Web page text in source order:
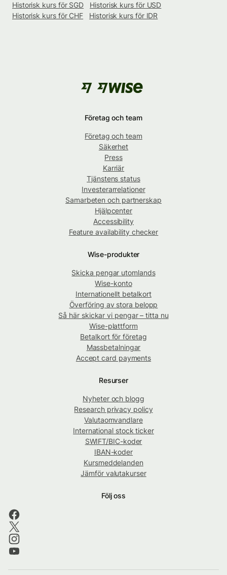
Historisk kurs för SGD
Historisk kurs för USD
Historisk kurs för CHF
Historisk kurs för IDR
Företag och team
Företag och team
Säkerhet
Press
Karriär
Tjänstens status
Investerarrelationer
Samarbeten och partnerskap
Hjälpcenter
Accessibility
Feature availability checker
Wise-produkter
Skicka pengar utomlands
Wise-konto
Internationellt betalkort
Överföring av stora belopp
Så här skickar vi pengar – titta nu
Wise-plattform
Betalkort för företag
Massbetalningar
Accept card payments
Resurser
Nyheter och blogg
Research privacy policy
Valutaomvandlare
International stock ticker
SWIFT/BIC-koder
IBAN-koder
Kursmeddelanden
Jämför valutakurser
Följ oss